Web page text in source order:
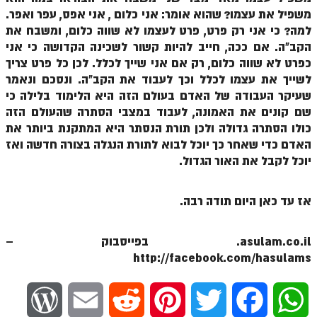
זוהר נשא למתחילים
זוהר נשא למתקדמים
זוהר בהעלותך למתחילים
זוהר בהעלותך למתקדמים
זוהר שלח לך למתחילים
זוהר שלח לך למתקדמים
זוהר קורח למתקדמים
זוהר בלק למתקדמים
משפיל את עצמו? שהוא אומר: אני כלום , אני אפס, עפר ואפר.
למה? כי אני רק פרט, פרט לעצמו לא שווה כלום, ומשבח את
הקב"ה. אם ככה, חייב להיות קשור לשכינה הקדושה כי אני
כפרט לא שווה כלום, רק אם אני שייך לכלל. לכן כל פרט צריך
לשייך את עצמו לכלל וכך לעבוד את הקב"ה. ונסכם ונאמר
שעיקר העבודה של האדם בעולם הזה היא הלימוד בלילה כי
שם קונים את האמונה, לעבוד במצבי הסתרה שהעולם הזה
כולו הסתרה גדולה ולכן תורת הנסתר היא המתקנת ביותר את
האדם כדי שאחר כך יוכל לבוא לתורת הנגלה בצורה חדשה ואז
יוכל לקבל את האור הגדול.
אז עד כאן היום תודה רבה.
asulam.co.il. בפייסבוק –
http://facebook.com/hasulams